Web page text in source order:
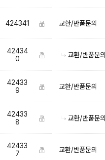
424341 교환/반품문의
42434
0
교환/반품문의
42433
9
교환/반품문의
42433
8
교환/반품문의
42433
7
교환/반품문의